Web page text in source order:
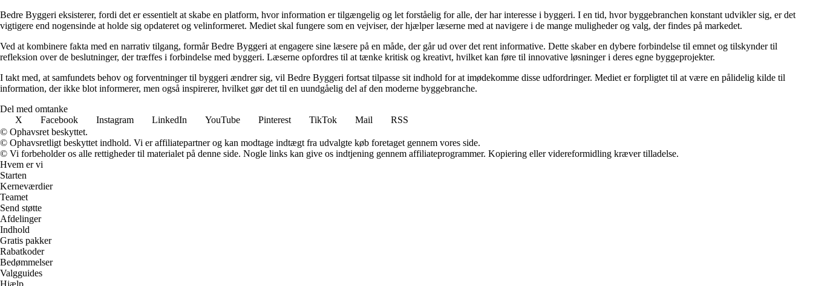
Bedre Byggeri eksisterer, fordi det er essentielt at skabe en platform, hvor information er tilgængelig og let forståelig for alle, der har interesse i byggeri. I en tid, hvor byggebranchen konstant udvikler sig, er det
vigtigere end nogensinde at holde sig opdateret og velinformeret. Mediet skal fungere som en vejviser, der hjælper læserne med at navigere i de mange muligheder og valg, der findes på markedet.
Ved at kombinere fakta med en narrativ tilgang, formår Bedre Byggeri at engagere sine læsere på en måde, der går ud over det rent informative. Dette skaber en dybere forbindelse til emnet og tilskynder til
refleksion over de beslutninger, der træffes i forbindelse med byggeri. Læserne opfordres til at tænke kritisk og kreativt, hvilket kan føre til innovative løsninger i deres egne byggeprojekter.
I takt med, at samfundets behov og forventninger til byggeri ændrer sig, vil Bedre Byggeri fortsat tilpasse sit indhold for at imødekomme disse udfordringer. Mediet er forpligtet til at være en pålidelig kilde til
information, der ikke blot informerer, men også inspirerer, hvilket gør det til en uundgåelig del af den moderne byggebranche.
Del med omtanke
X
Facebook Instagram LinkedIn YouTube Pinterest TikTok Mail
RSS
© Ophavsret beskyttet.
© Ophavsretligt beskyttet indhold. Vi er affiliatepartner og kan modtage indtægt fra udvalgte køb foretaget gennem vores side.
© Vi forbeholder os alle rettigheder til materialet på denne side. Nogle links kan give os indtjening gennem affiliateprogrammer. Kopiering eller videreformidling kræver tilladelse.
Hvem er vi
Starten
Kerneværdier
Teamet
Send støtte
Afdelinger
Indhold
Gratis pakker
Rabatkoder
Bedømmelser
Valgguides
Hjælp